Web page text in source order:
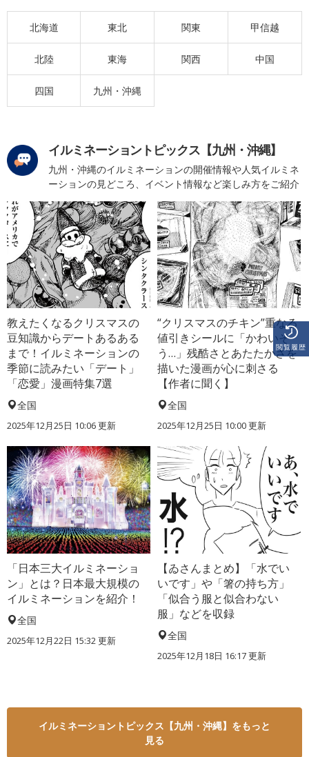
北海道 東北 関東 甲信越
北陸 東海 関西 中国
四国 九州・沖縄
イルミネーショントピックス【九州・沖縄】
九州・沖縄のイルミネーションの開催情報や人気イルミネ
ーションの見どころ、イベント情報など楽しみ方をご紹介
教えたくなるクリスマスの
豆知識からデートあるある
まで！イルミネーションの
季節に読みたい「デート」
「恋愛」漫画特集7選
全国
2025年12月25日 10:06 更新
“クリスマスのチキン”重なる
値引きシールに「かわいそ
う…」残酷さとあたたかさを
描いた漫画が心に刺さる
【作者に聞く】
全国
2025年12月25日 10:00 更新
「日本三大イルミネーショ
ン」とは？日本最大規模の
イルミネーションを紹介！
全国
2025年12月22日 15:32 更新
【ゐさんまとめ】「水でい
いです」や「箸の持ち方」
「似合う服と似合わない
服」などを収録
全国
2025年12月18日 16:17 更新
イルミネーショントピックス【九州・沖縄】をもっと
見る
閲覧履歴